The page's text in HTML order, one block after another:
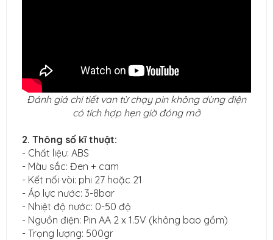
Đánh giá chi tiết van từ chạy pin không dùng điện
có tích hợp hẹn giờ đóng mở
2. Thông số kĩ thuật:
- Chất liệu: ABS
- Màu sắc: Đen + cam
- Kết nối vòi: phi 27 hoặc 21
- Áp lực nước: 3-8bar
- Nhiệt độ nước: 0-50 độ
- Nguồn điện: Pin AA 2 x 1.5V (không bao gồm)
- Trọng lượng: 500gr